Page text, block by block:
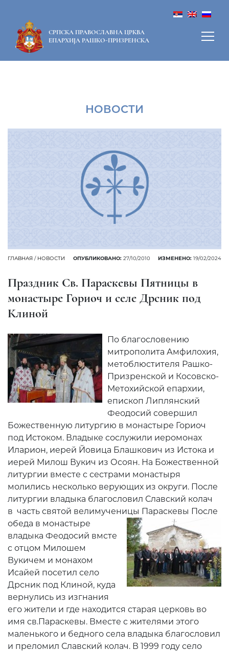
СРПСКА ПРАВОСЛАВНА ЦРКВА
ЕПАРХИЈА РАШКО-ПРИЗРЕНСКА
НОВОСТИ
ГЛАВНАЯ / НОВОСТИ ОПУБЛИКОВАНО: 27/10/2010 ИЗМЕНЕНО: 19/02/2024
Праздник Св. Параскевы Пятницы в
монастыре Гориоч и селе Дрсник под
Клиной
По благословению
митрополита Амфилохия,
метоблюстителя Рашко-
Призренской и Косовско-
Метохийской епархии,
епископ Липлянский
Феодосий совершил
Божественную литургию в монастыре Гориоч
под Истоком. Владыке сослужили иеромонах
Иларион, иерей Йовица Блашкович из Истока и
иерей Милош Вукич из Осоян. На Божественной
литургии вместе с сестрами монастыря
молились несколько верующих из округи. После
литургии владыка благословил Славский колач
в часть святой велимученицы Параскевы После
обеда в монастыре
владыка Феодосий вмсте
с отцом Милошем
Вукичем и монахом
Исайей посетил село
Дрсник под Клиной, куда
вернулись из изгнания
его жители и где находится старая церковь во
имя св.Параскевы. Вместе с жителями этого
маленького и бедного села владыка благословил
и преломил Славский колач. В 1999 году село